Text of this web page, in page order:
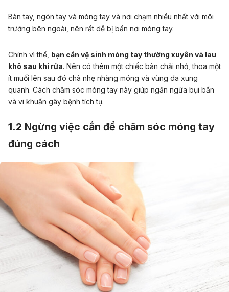
Bàn tay, ngón tay và móng tay và nơi chạm nhiều nhất với môi
trường bên ngoài, nên rất dễ bị bẩn nơi móng tay.
Chính vì thế, bạn cần vệ sinh móng tay thường xuyên và lau
khô sau khi rửa. Nên có thêm một chiếc bàn chải nhỏ, thoa một
ít muối lên sau đó chà nhẹ nhàng móng và vùng da xung
quanh. Cách chăm sóc móng tay này giúp ngăn ngừa bụi bẩn
và vi khuẩn gây bệnh tích tụ.
1.2 Ngừng việc cắn để chăm sóc móng tay
đúng cách